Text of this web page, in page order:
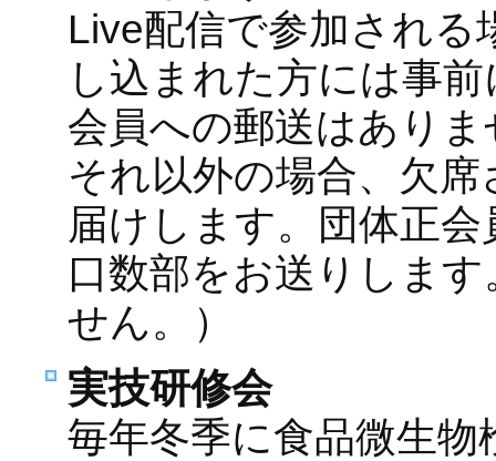
Live配信で参加される
し込まれた方には事
会員への郵送はありま
それ以外の場合、欠
届けします。団体正
口数部をお送りしま
せん。）
実技研修会
毎年冬季に食品微生